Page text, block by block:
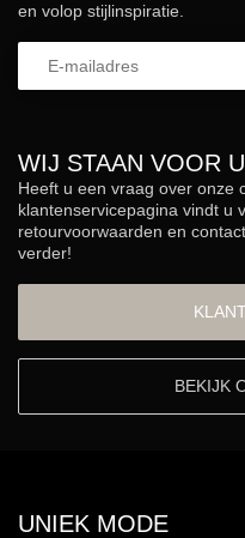
WIJ STAAN VOOR
Heeft u een vraag over onze
klantenservicepagina vindt u
retourvoorwaarden en
verder!
BEKIJK
en volop stijlinspiratie.
UNIEK MODE